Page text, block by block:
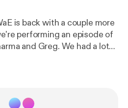
is back with a couple more
performing an episode of
and Greg. We had a lot